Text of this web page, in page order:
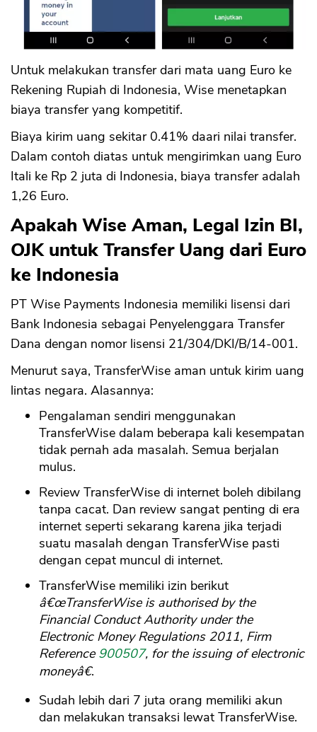
Untuk melakukan transfer dari mata uang Euro ke
Rekening Rupiah di Indonesia, Wise menetapkan
biaya transfer yang kompetitif.
Biaya kirim uang sekitar 0.41% daari nilai transfer.
Dalam contoh diatas untuk mengirimkan uang Euro
Itali ke Rp 2 juta di Indonesia, biaya transfer adalah
1,26 Euro.
Apakah Wise Aman, Legal Izin BI,
OJK untuk Transfer Uang dari Euro
ke Indonesia
PT Wise Payments Indonesia memiliki lisensi dari
Bank Indonesia sebagai Penyelenggara Transfer
Dana dengan nomor lisensi 21/304/DKI/B/14-001.
Menurut saya, TransferWise aman untuk kirim uang
lintas negara. Alasannya:
Pengalaman sendiri menggunakan
TransferWise dalam beberapa kali kesempatan
tidak pernah ada masalah. Semua berjalan
mulus.
Review TransferWise di internet boleh dibilang
tanpa cacat. Dan review sangat penting di era
internet seperti sekarang karena jika terjadi
suatu masalah dengan TransferWise pasti
dengan cepat muncul di internet.
TransferWise memiliki izin berikut
â€œTransferWise is authorised by the
Financial Conduct Authority under the
Electronic Money Regulations 2011, Firm
Reference 900507, for the issuing of electronic
moneyâ€.
Sudah lebih dari 7 juta orang memiliki akun
dan melakukan transaksi lewat TransferWise.